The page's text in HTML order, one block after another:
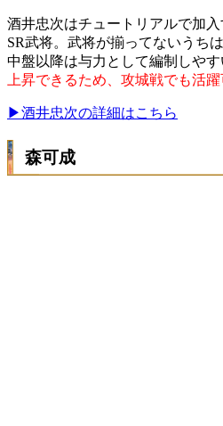
酒井忠次はチュートリアルで加
SR武将。武将が揃ってないうち
中盤以降は与力として編制しや
上昇できるため、攻城戦でも活
▶酒井忠次の詳細はこちら
森可成